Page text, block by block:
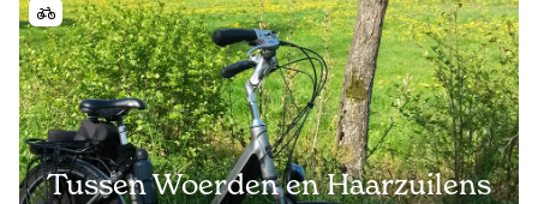
Tussen Woerden en Haarzuilens